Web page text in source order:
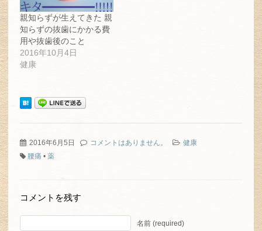
親知らずが生えてきた 親
知らずの抜歯にかかる費
用や抜歯後のこと
2016年10月4日
健康
2016年6月5日 コメントはありません。
健康
腰痛 • 薬
コメントを残す
名前 (required)